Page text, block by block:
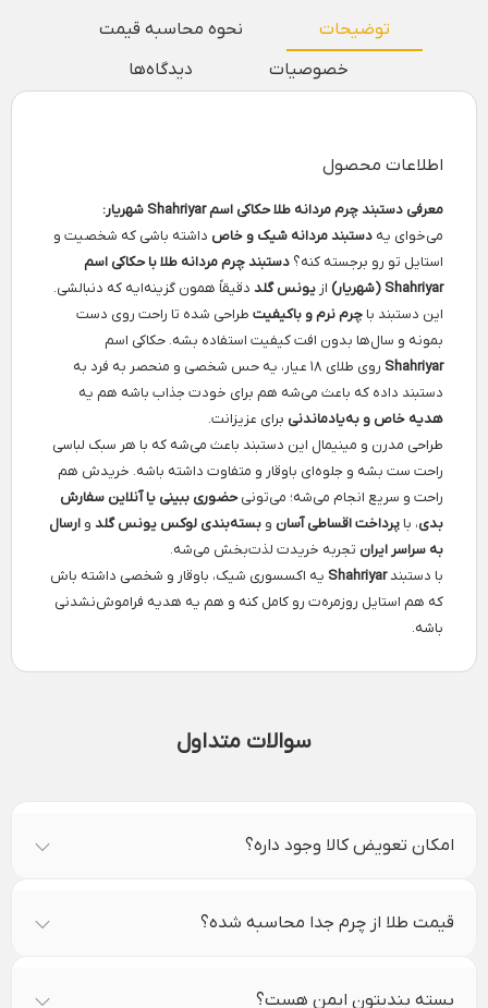
توضیحات
نحوه محاسبه قیمت
خصوصیات
دیدگاه‌ها
اطلاعات محصول
معرفی دستبند چرم مردانه طلا حکاکی اسم Shahriyar شهریار:
می‌خوای یه دستبند مردانه شیک و خاص داشته باشی که شخصیت و
استایل تو رو برجسته کنه؟ دستبند چرم مردانه طلا با حکاکی اسم
Shahriyar (شهریار)
از یونس گلد دقیقاً همون گزینه‌ایه که دنبالشی.
این دستبند با چرم نرم و باکیفیت طراحی شده تا راحت روی دست
بمونه و سال‌ها بدون افت کیفیت استفاده بشه. حکاکی اسم
Shahriyar
روی طلای ۱۸ عیار، یه حس شخصی و منحصر به فرد به
دستبند داده که باعث می‌شه هم برای خودت جذاب باشه هم یه
هدیه خاص و به‌یادماندنی برای عزیزانت.
طراحی مدرن و مینیمال این دستبند باعث می‌شه که با هر سبک لباسی
راحت ست بشه و جلوه‌ای باوقار و متفاوت داشته باشه. خریدش هم
راحت و سریع انجام می‌شه؛ می‌تونیحضوری ببینی یا آنلاین سفارش
بدی، با پرداخت اقساطی آسان و بسته‌بندی لوکس یونس گلد و ارسال
به سراسر ایران تجربه خریدت لذت‌بخش می‌شه.
با دستبندShahriyar یه اکسسوری شیک، باوقار و شخصی داشته باش
که هم استایل روزمره‌ت رو کامل کنه و هم یه هدیه فراموش‌نشدنی
باشه.
سوالات متداول
امکان تعویض کالا وجود داره؟
قیمت طلا از چرم جدا محاسبه شده؟
بسته بندیتون ایمن هست؟